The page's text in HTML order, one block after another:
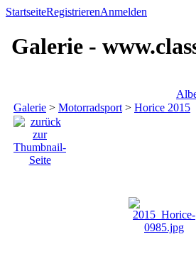
StartseiteRegistrierenAnmelden
Galerie -
Galerie > Motorradsport > Horice 2015